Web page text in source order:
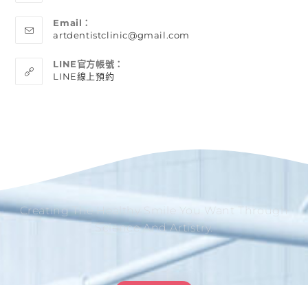
Email：
artdentistclinic@gmail.com
LINE官方帳號：
LINE線上預約
Creating The Healthy Smile You Want Through
Science And Artistry.